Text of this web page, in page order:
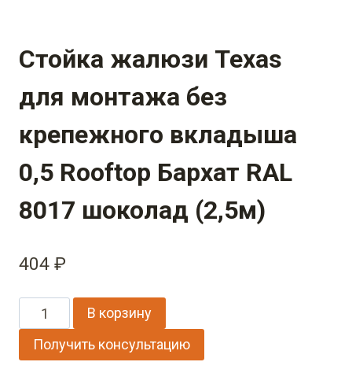
Стойка жалюзи Texas
для монтажа без
крепежного вкладыша
0,5 Rooftop Бархат RAL
8017 шоколад (2,5м)
404 ₽
Количество
товара
Стойка
В корзину
Получить консультацию